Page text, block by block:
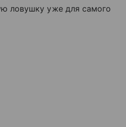
ловушку уже для самого